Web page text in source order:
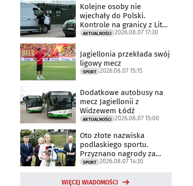
Kolejne osoby nie
wjechały do Polski.
Kontrole na granicy z Litwą
trwają
AKTUALNOŚCI 2026.08.07 17:30
Jagiellonia przekłada swój
ligowy mecz
SPORT 2026.08.07 15:15
Dodatkowe autobusy na
mecz Jagiellonii z
Widzewem Łódź
AKTUALNOŚCI 2026.08.07 15:00
Oto złote nazwiska
podlaskiego sportu.
Przyznano nagrody za
2025 rok
SPORT 2026.08.07 14:30
WIĘCEJ WIADOMOŚCI